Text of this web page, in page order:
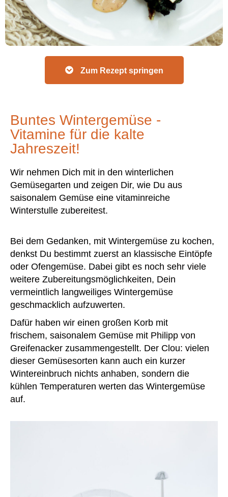
Zum Rezept springen
Buntes Wintergemüse -
Vitamine für die kalte
Jahreszeit!
Wir nehmen Dich mit in den winterlichen
Gemüsegarten und zeigen Dir, wie Du aus
saisonalem Gemüse eine vitaminreiche
Winterstulle zubereitest.
Bei dem Gedanken, mit Wintergemüse zu kochen,
denkst Du bestimmt zuerst an klassische Eintöpfe
oder Ofengemüse. Dabei gibt es noch sehr viele
weitere Zubereitungsmöglichkeiten, Dein
vermeintlich langweiliges Wintergemüse
geschmacklich aufzuwerten.
Dafür haben wir einen großen Korb mit
frischem, saisonalem Gemüse mit Philipp von
Greifenacker zusammengestellt. Der Clou: vielen
dieser Gemüsesorten kann auch ein kurzer
Wintereinbruch nichts anhaben, sondern die
kühlen Temperaturen werten das Wintergemüse
auf.